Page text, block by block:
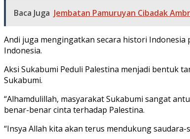
Baca Juga Jembatan Pamuruyan Cibadak
Andi juga mengingatkan secara histori
Indonesia.
Aksi Sukabumi Peduli Palestina menjadi bentuk
Sukabumi.
“Alhamdulillah, masyarakat Sukabumi sangat
benar-benar cinta terhadap Palestina.
“Insya Allah kita akan terus mendukung